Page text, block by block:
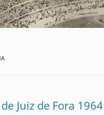
Juiz de Fora 1964